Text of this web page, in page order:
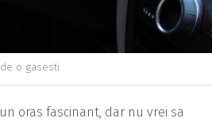
o gasesti
oras fascinant, dar nu vrei sa